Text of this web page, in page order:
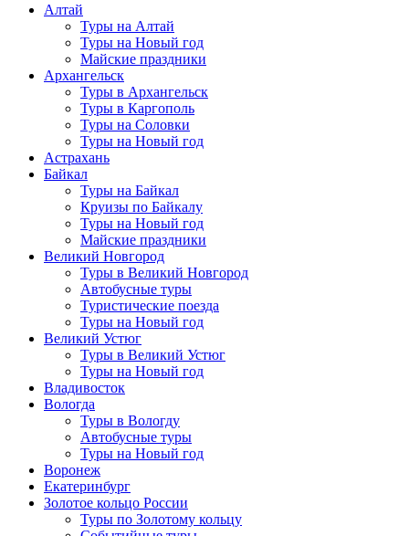
Алтай
Туры на Алтай
Туры на Новый год
Майские праздники
Архангельск
Туры в Архангельск
Туры в Каргополь
Туры на Соловки
Туры на Новый год
Астрахань
Байкал
Туры на Байкал
Круизы по Байкалу
Туры на Новый год
Майские праздники
Великий Новгород
Туры в Великий Новгород
Автобусные туры
Туристические поезда
Туры на Новый год
Великий Устюг
Туры в Великий Устюг
Туры на Новый год
Владивосток
Вологда
Туры в Вологду
Автобусные туры
Туры на Новый год
Воронеж
Екатеринбург
Золотое кольцо России
Туры по Золотому кольцу